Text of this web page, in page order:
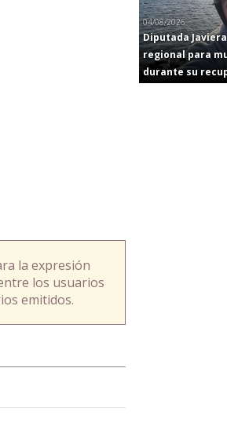
la expresión
los usuarios
emitidos.
04/08/2026
Diputada
regional para
durante su